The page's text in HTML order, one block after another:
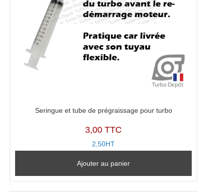
Seringue et tube de prégraissage pour turbo
3,00 TTC
2,50HT
Ajouter au panier